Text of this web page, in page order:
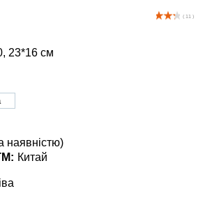
( 11 )
23*16 см
наявністю)
Китай
- ветеринарные диеты
охолоджуючи